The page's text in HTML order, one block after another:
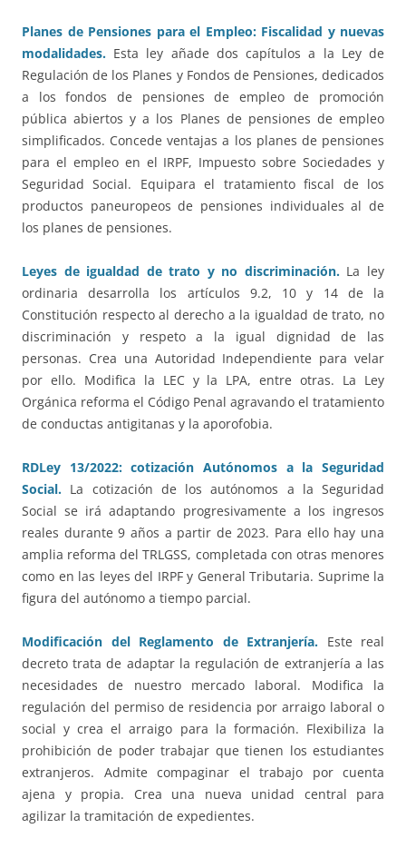
Planes de Pensiones para el Empleo: Fiscalidad y nuevas
modalidades. Esta ley añade dos capítulos a la Ley de
Regulación de los Planes y Fondos de Pensiones, dedicados
a los fondos de pensiones de empleo de promoción
pública abiertos y a los Planes de pensiones de empleo
simplificados. Concede ventajas a los planes de pensiones
para el empleo en el IRPF, Impuesto sobre Sociedades y
Seguridad Social. Equipara el tratamiento fiscal de los
productos paneuropeos de pensiones individuales al de
los planes de pensiones.
Leyes de igualdad de trato y no discriminación.La ley
ordinaria desarrolla los artículos 9.2, 10 y 14 de la
Constitución respecto al derecho a la igualdad de trato, no
discriminación y respeto a la igual dignidad de las
personas. Crea una Autoridad Independiente para velar
por ello. Modifica la LEC y la LPA, entre otras. La Ley
Orgánica reforma el Código Penal agravando el tratamiento
de conductas antigitanas y la aporofobia.
RDLey 13/2022: cotización Autónomos a la Seguridad
Social. La cotización de los autónomos a la Seguridad
Social se irá adaptando progresivamente a los ingresos
reales durante 9 años a partir de 2023. Para ello hay una
amplia reforma del TRLGSS, completada con otras menores
como en las leyes del IRPF y General Tributaria. Suprime la
figura del autónomo a tiempo parcial.
Modificación del Reglamento de Extranjería. Este real
decreto trata de adaptar la regulación de extranjería a las
necesidades de nuestro mercado laboral. Modifica la
regulación del permiso de residencia por arraigo laboral o
social y crea el arraigo para la formación. Flexibiliza la
prohibición de poder trabajar que tienen los estudiantes
extranjeros. Admite compaginar el trabajo por cuenta
ajena y propia. Crea una nueva unidad central para
agilizar la tramitación de expedientes.